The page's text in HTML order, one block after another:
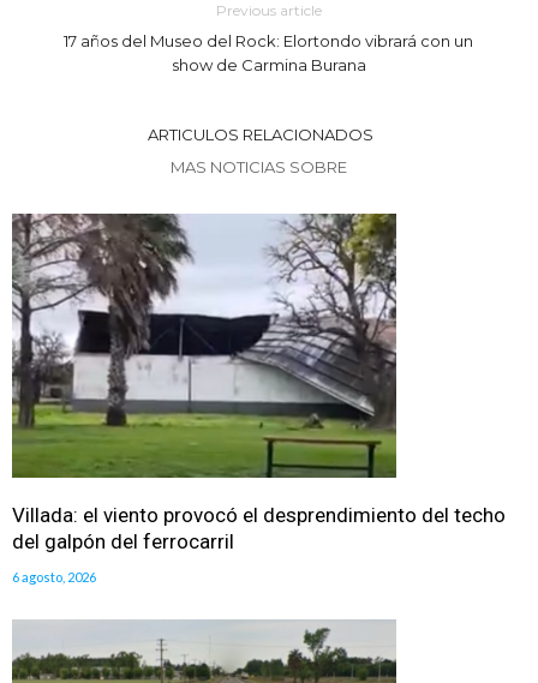
Previous article
17 años del Museo del Rock: Elortondo vibrará con un
show de Carmina Burana
ARTICULOS RELACIONADOS
MAS NOTICIAS SOBRE
Villada: el viento provocó el desprendimiento del techo
del galpón del ferrocarril
6 agosto, 2026